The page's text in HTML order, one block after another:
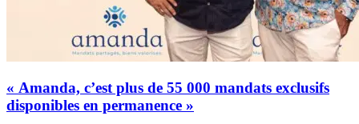
« Amanda, c’est plus de 55 000 mandats exclusifs
disponibles en permanence »